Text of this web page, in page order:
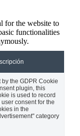
for the website to
functionalities
by the GDPR Cookie
plugin, this
is used to record
user consent for the
in the
category